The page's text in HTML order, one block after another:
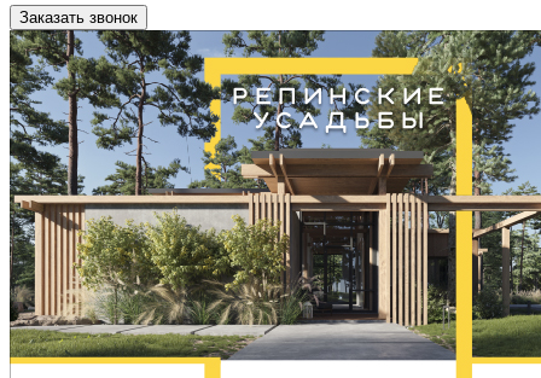
Заказать звонок